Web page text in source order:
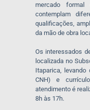
mercado formal
contemplam
qualificações,
da mão de obra
Os interessados
localizada no
Itaparica, levando
CNH) e
atendimento é
8h às 17h.